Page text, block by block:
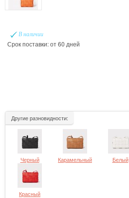
В наличии
Срок поставки: от 60 дней
Другие разновидности:
Черный Карамельный Белый
Красный